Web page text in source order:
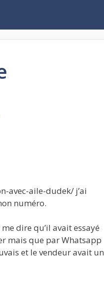
avec-aile-dudek/ j’ai
numéro.
dire qu’il avait essayé
mais que par Whatsapp
et le vendeur avait un